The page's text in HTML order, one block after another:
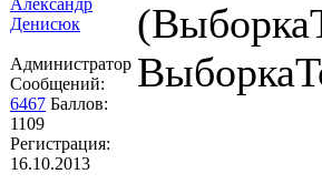
Денисюк
Администратор
Сообщений:
6467 Баллов:
1109
Регистрация:
16.10.2013